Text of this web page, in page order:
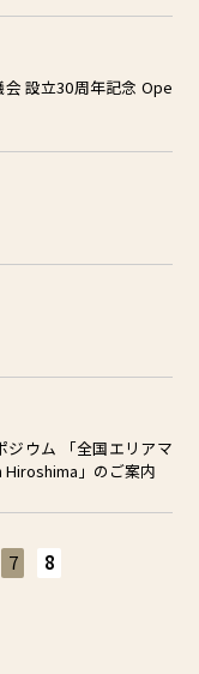
設⽴30周年記念 Ope
ジウム 「全国エリアマ
Hiroshima」のご案内
7 8